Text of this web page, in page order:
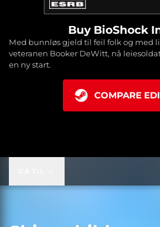
Buy BioShock
Med bunnløs gjeld til feil folk og med
veteranen Booker DeWitt, nå
en ny start.
COMPARE